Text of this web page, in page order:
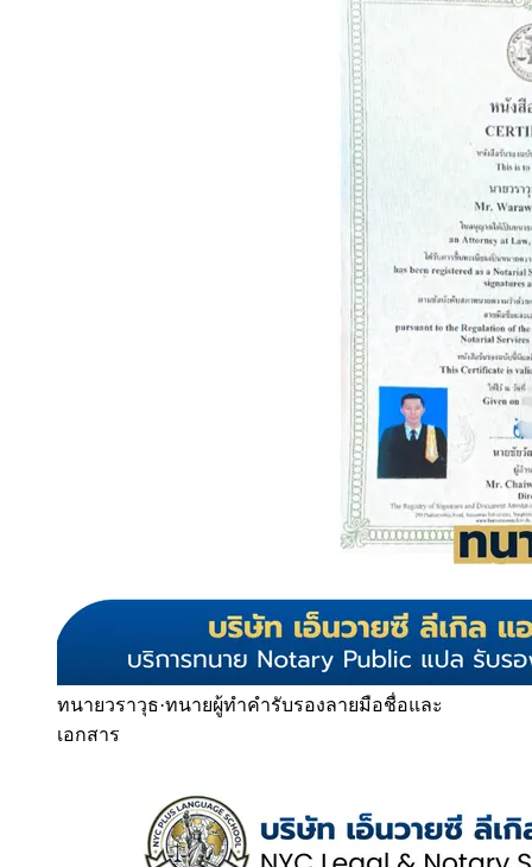
ทนายวราวุธ·ทนายผู้ทำคำรับรองลายมือชื่อและ
เอกสาร